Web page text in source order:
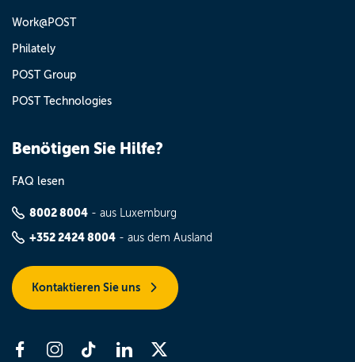
Work@POST
Philately
POST Group
POST Technologies
Benötigen Sie Hilfe?
FAQ lesen
8002 8004 - aus Luxemburg
+352 2424 8004 - aus dem Ausland
Kontaktieren Sie uns